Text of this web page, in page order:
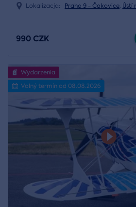
Lokalizacja: Praha 9 - Čakovice, Ústí
990 CZK
Wydarzenia
Volný termín od 08.08.2026